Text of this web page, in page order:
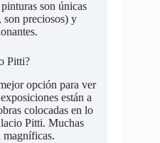
son únicas
son preciosos) y
Pitti?
opción para ver
están a
colocadas en lo
Pitti. Muchas
magníficas.